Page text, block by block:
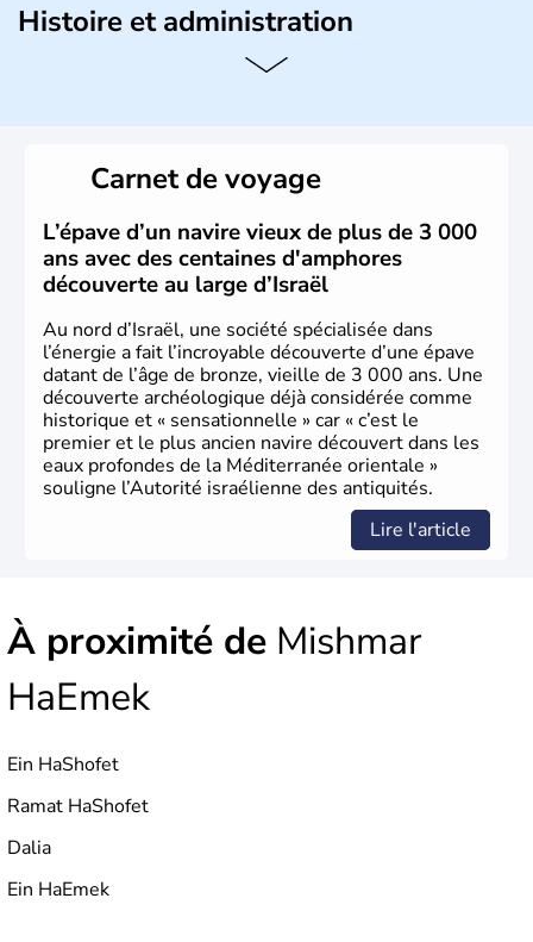
Histoire et administration
L'Israël est un état de la partie est de la Méditerranée,
vrai essor économique dans le domaine des nouvelles
Carnet de voyage
L’épave d’un navire vieux de plus de 3 000
ans avec des centaines d'amphores
découverte au large d’Israël
Au nord d’Israël, une société spécialisée dans
l’énergie a fait l’incroyable découverte d’une épave
datant de l’âge de bronze, vieille de 3 000 ans. Une
découverte archéologique déjà considérée comme
historique et « sensationnelle » car « c’est le
premier et le plus ancien navire découvert dans les
eaux profondes de la Méditerranée orientale »
souligne l’Autorité israélienne des antiquités.
Lire l'article
À proximité de Mishmar
HaEmek
Ein HaShofet
Ramat HaShofet
Dalia
Ein HaEmek